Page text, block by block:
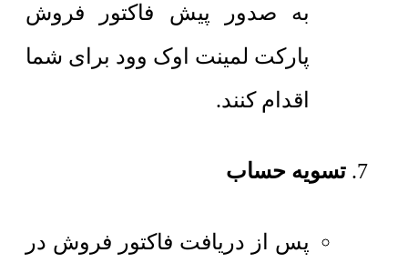
به صدور پیش فاکتور فروش
پارکت لمینت اوک وود برای شما
اقدام کنند.
تسویه حساب
پس از دریافت فاکتور فروش در